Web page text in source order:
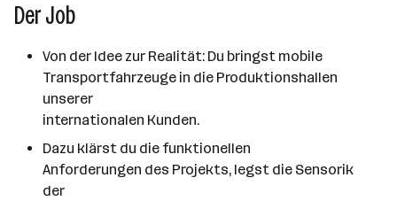
Der Job
Von der Idee zur Realität: Du bringst mobile
Transportfahrzeuge in die Produktionshallen
unserer
internationalen Kunden.
Dazu klärst du die funktionellen
Anforderungen des Projekts, legst die Sensorik
der